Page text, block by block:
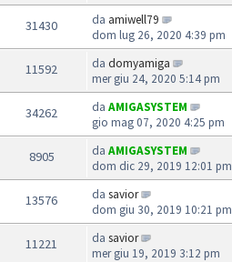
31430 da amiwell79
dom lug 26, 2020 4:39 pm
11592 da domyamiga
mer giu 24, 2020 5:14 pm
34262 da AMIGASYSTEM
gio mag 07, 2020 4:25 pm
8905 da AMIGASYSTEM
dom dic 29, 2019 12:01 pm
13576 da savior
dom giu 30, 2019 10:21 pm
11221 da savior
mer giu 19, 2019 3:12 pm